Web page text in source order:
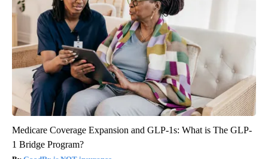
Medicare Coverage Expansion and GLP-1s: What is The GLP-
1 Bridge Program?